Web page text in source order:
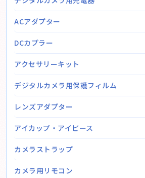
ACアダプター
DCカプラー
アクセサリーキット
デジタルカメラ用保護フィルム
レンズアダプター
アイカップ・アイピース
カメラストラップ
カメラ用リモコン